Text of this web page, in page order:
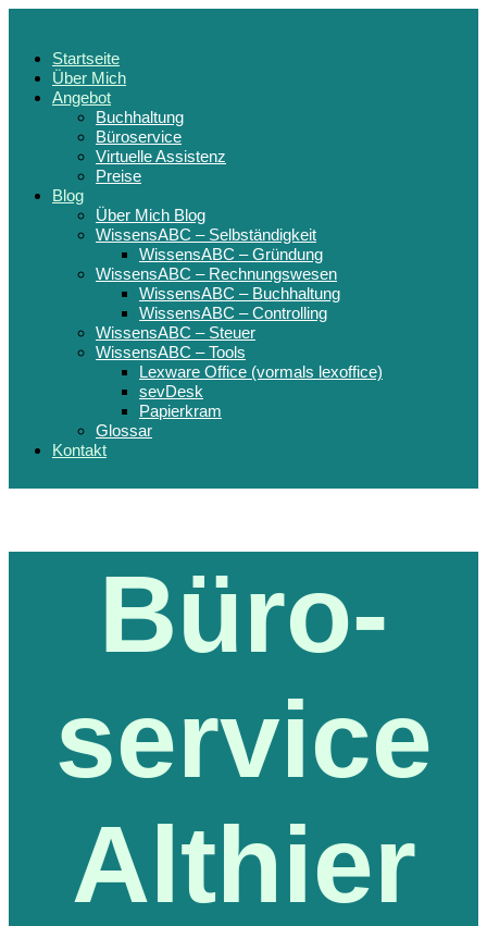
Startseite
Über Mich
Angebot
Buchhaltung
Büroservice
Virtuelle Assistenz
Preise
Blog
Über Mich Blog
WissensABC – Selbständigkeit
WissensABC – Gründung
WissensABC – Rechnungswesen
WissensABC – Buchhaltung
WissensABC – Controlling
WissensABC – Steuer
WissensABC – Tools
Lexware Office (vormals lexoffice)
sevDesk
Papierkram
Glossar
Kontakt
Büro-
service
Althier